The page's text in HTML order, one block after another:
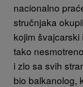
nacionalno
stručnjaka
kojim
tako
i zlo sa svih
bio balkanolog,